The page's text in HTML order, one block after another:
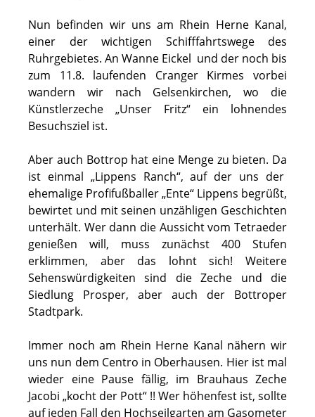
Nun befinden wir uns am Rhein Herne Kanal,
einer der wichtigen Schifffahrtswege des
Ruhrgebietes. An Wanne Eickel und der noch bis
zum 11.8. laufenden Cranger Kirmes vorbei
wandern wir nach Gelsenkirchen, wo die
Künstlerzeche „Unser Fritz“ ein lohnendes
Besuchsziel ist.
Aber auch Bottrop hat eine Menge zu bieten. Da
ist einmal „Lippens Ranch“, auf der uns der
ehemalige Profifußballer „Ente“ Lippens begrüßt,
bewirtet und mit seinen unzähligen Geschichten
unterhält. Wer dann die Aussicht vom Tetraeder
genießen will, muss zunächst 400 Stufen
erklimmen, aber das lohnt sich! Weitere
Sehenswürdigkeiten sind die Zeche und die
Siedlung Prosper, aber auch der Bottroper
Stadtpark.
Immer noch am Rhein Herne Kanal nähern wir
uns nun dem Centro in Oberhausen. Hier ist mal
wieder eine Pause fällig, im Brauhaus Zeche
Jacobi „kocht der Pott“ !! Wer höhenfest ist, sollte
auf jeden Fall den Hochseilgarten am Gasometer